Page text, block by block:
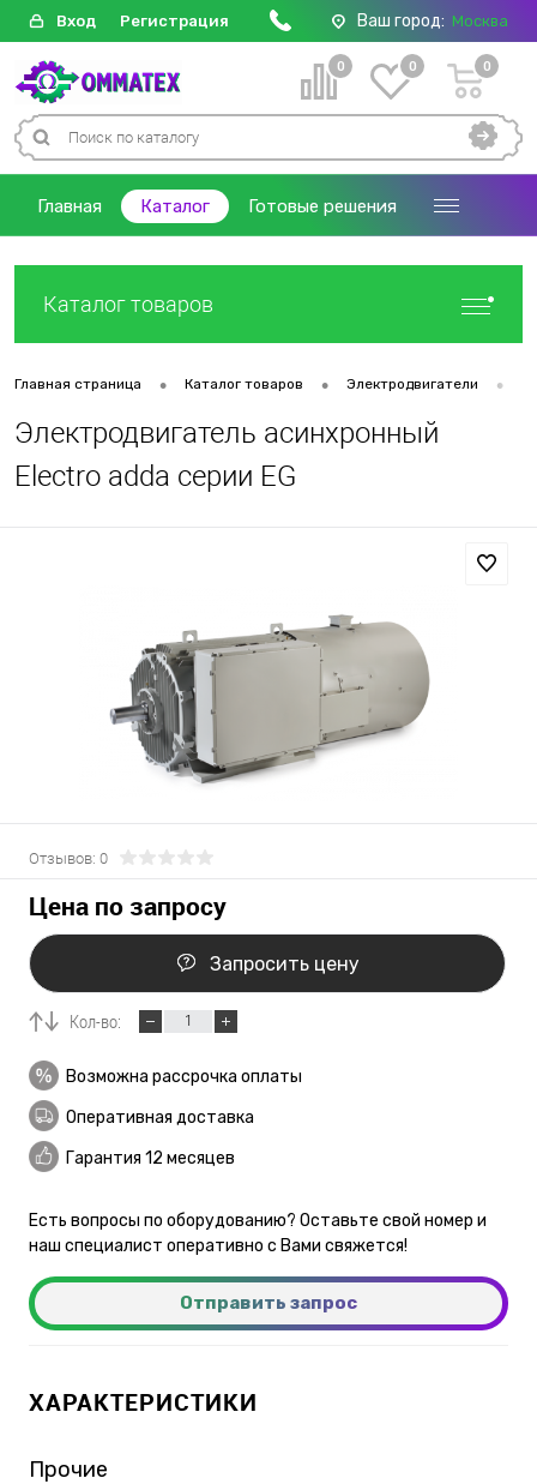
Вход Регистрация Ваш город: Москва
0 0 0
Главная Каталог Готовые решения
Каталог товаров
Главная страница • Каталог товаров • Электродвигатели •
Электродвигатель асинхронный
Electro adda серии EG
Отзывов: 0
Цена по запросу
Запросить цену
Кол-во:
Возможна рассрочка оплаты
Оперативная доставка
Гарантия 12 месяцев
Есть вопросы по оборудованию? Оставьте свой номер и
наш специалист оперативно с Вами свяжется!
Отправить запрос
ХАРАКТЕРИСТИКИ
Прочие